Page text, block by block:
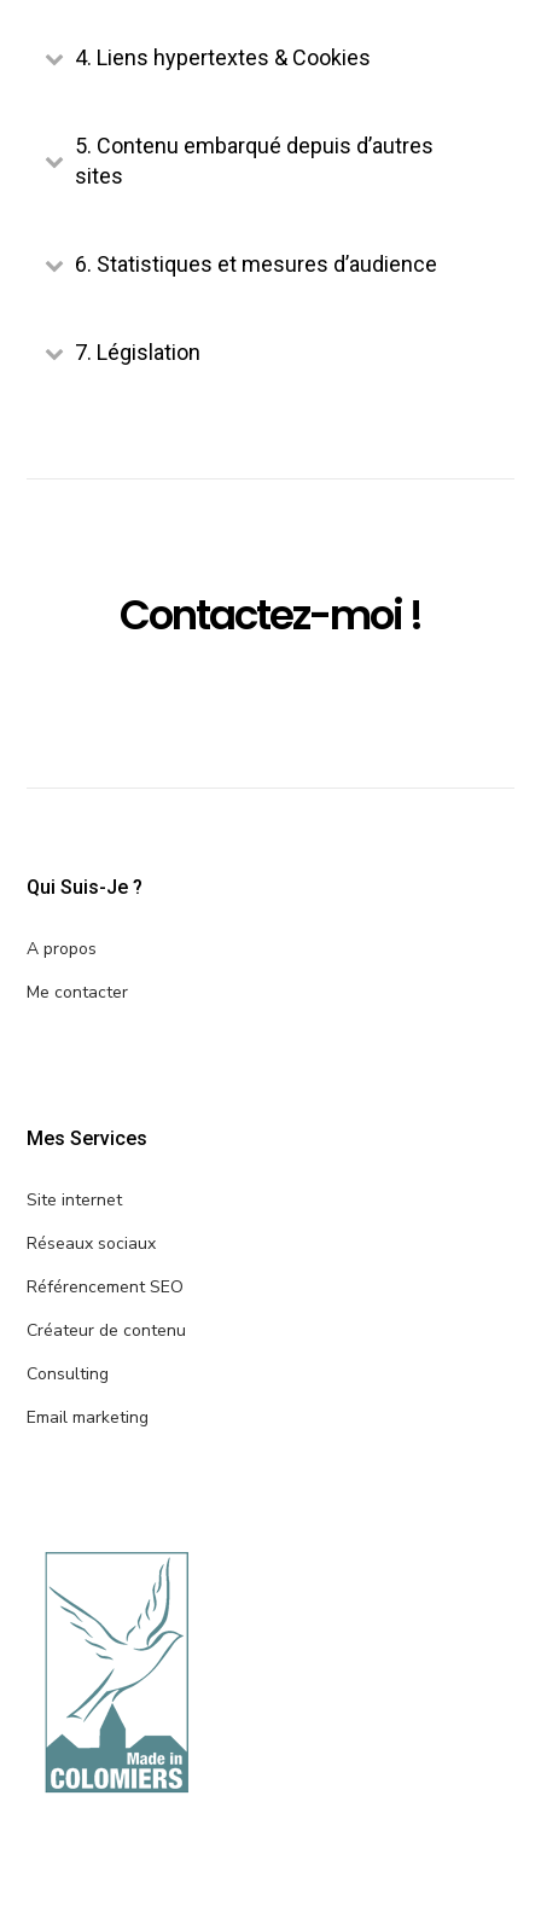
4. Liens hypertextes & Cookies
5. Contenu embarqué depuis d’autres
sites
6. Statistiques et mesures d’audience
7. Législation
Contactez-moi !
Qui Suis-Je ?
A propos
Me contacter
Mes Services
Site internet
Réseaux sociaux
Référencement SEO
Créateur de contenu
Consulting
Email marketing